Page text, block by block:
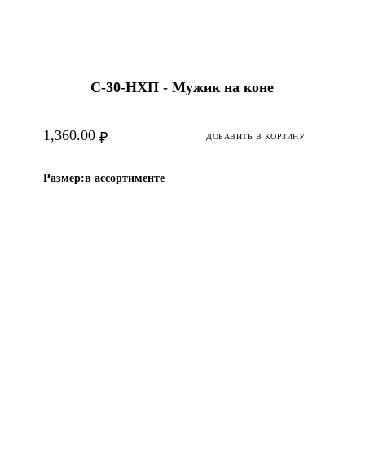
С-30-HХП - Мужик на коне
₽
1,360.00 ДОБАВИТЬ В КОРЗИНУ
Размер:в ассортименте